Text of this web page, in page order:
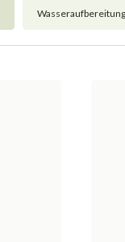
Wasseraufbereitung